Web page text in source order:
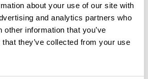
about your use of our site with
and analytics partners who
other information that you’ve
they’ve collected from your use
Ajouter un avis
de vélo de 74,3 km à proximité de